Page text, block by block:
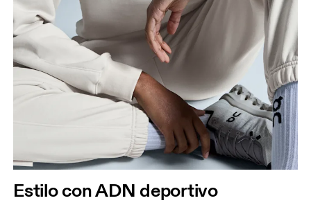
Estilo con ADN deportivo